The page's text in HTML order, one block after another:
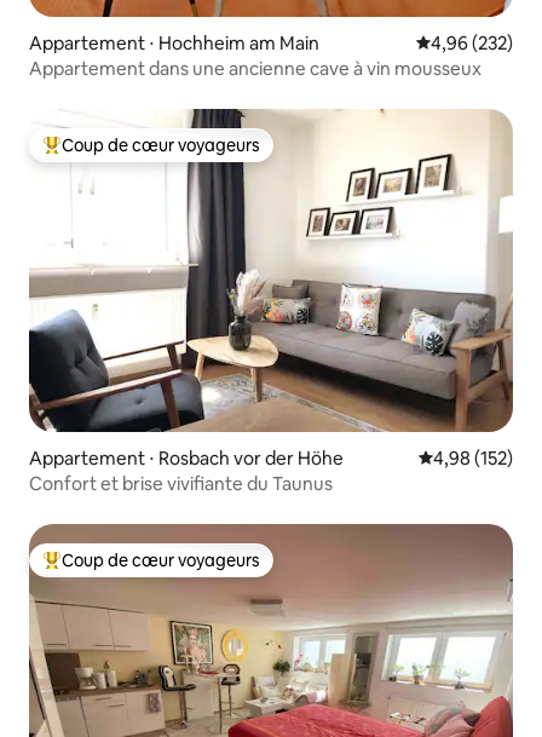
Appartement ⋅ Hochheim am Main Évaluation
4,96 (232)
Appartement dans une ancienne cave à vin mousseux
Coups de cœur voyageurs les plus appréciés
Coup de cœur voyageurs
Appartement ⋅ Rosbach vor der Höhe Évaluation
4,98 (152)
Confort et brise vivifiante du Taunus
Coups de cœur voyageurs les plus appréciés
Coup de cœur voyageurs